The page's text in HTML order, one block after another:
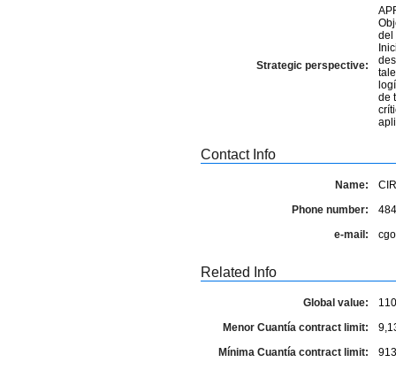
Strategic perspective:
del
de
Contact Info
Name:
Phone number:
e-mail:
Related Info
Global value:
Menor Cuantía contract limit:
Mínima Cuantía contract limit: